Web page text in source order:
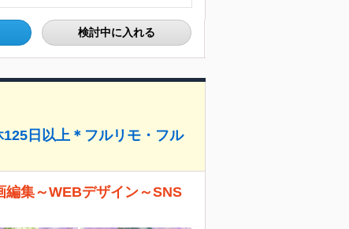
検討中に入れる
125日以上＊フルリモ・フル
集～WEBデザイン～SNS